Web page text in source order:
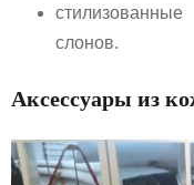
слонов.
Аксессуары из